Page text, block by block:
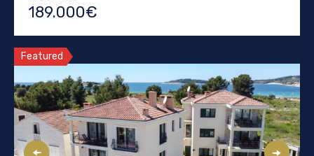
189.000€
Featured